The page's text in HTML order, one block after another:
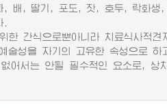
, 배, 딸기, 포도, 잣, 호두, 락화생
.
간식으로뿐아니라 치료식사적견
성을 자기의 고유한 속성으로 하
어서는 안될 필수적인 요소로, 상